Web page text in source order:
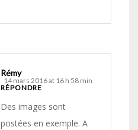
Rémy
14 mars 2016 at 16 h 58 min
RÉPONDRE
Des images sont
postées en exemple. A